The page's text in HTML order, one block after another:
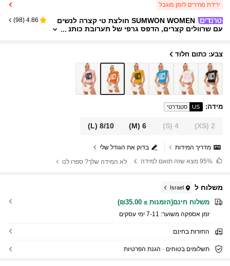
ירידת מחירים לזמן מוגבל
SUMWON WOMEN חולצת טי קצרה לנשים
עם שרוולים קצרים, הדפס גרפי של תערובת כותנ
4.86
(
98
)
צבע: כתום חלוד
מידה:
US סטנדרטי
2
(XS)
4
(S)
6
(M)
8/10
(L)
בדוק את הגודל שלי
מדריך המידות
מצא שזה תואם למידה לא המידה שלך? ספרו לנו
משלוח ל Israel
משלוח חינם(הזמנות ≥ ₪35.00)
זמן אספקה ​​משוער: 7-11 ימי עסקים
החזרות בחינם
תשלומים בטוחים · הגנת הפרטיות